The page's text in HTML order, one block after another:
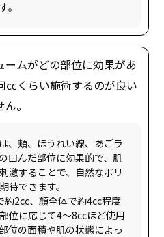
ームがどの部位に効果があ
㏄くらい施術するのが良い
、頬、ほうれい線、あごラ
凹んだ部位に効果的で、肌
激することで、自然なボリ
待できます。
約2cc、顔全体で約4cc程度
位に応じて4〜8ccほど使用
位の面積や肌の状態によっ